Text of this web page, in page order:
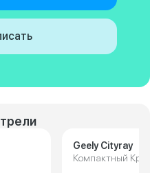
Geely Cityray
Компактный